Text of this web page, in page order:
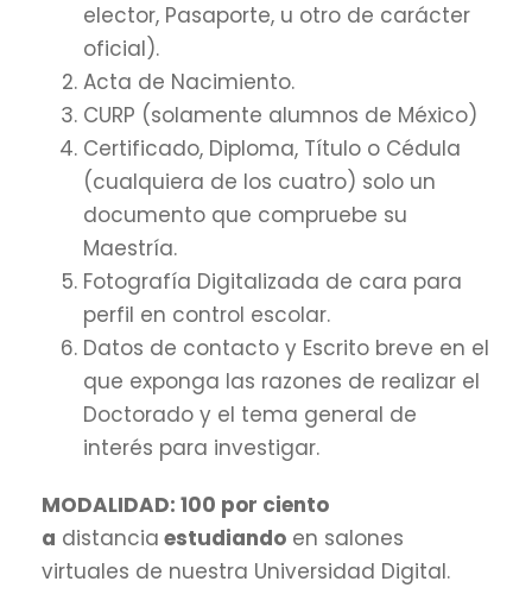
elector, Pasaporte, u otro de carácter
oficial).
Acta de Nacimiento.
CURP (solamente alumnos de México)
Certificado, Diploma, Título o Cédula
(cualquiera de los cuatro) solo un
documento que compruebe su
Maestría.
Fotografía Digitalizada de cara para
perfil en control escolar.
Datos de contacto y Escrito breve en el
que exponga las razones de realizar el
Doctorado y el tema general de
interés para investigar.
MODALIDAD: 100 por ciento
a distancia estudiando en salones
virtuales de nuestra Universidad Digital.